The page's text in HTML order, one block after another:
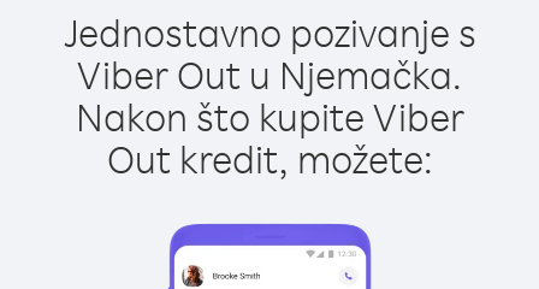
Jednostavno pozivanje s
Viber Out u Njemačka.
Nakon što kupite Viber
Out kredit, možete: